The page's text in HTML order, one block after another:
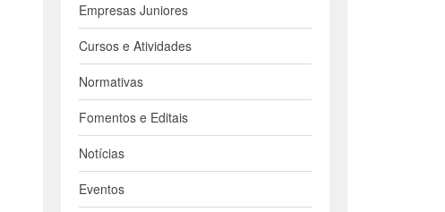
Empresas Juniores
Cursos e Atividades
Normativas
Fomentos e Editais
Notícias
Eventos